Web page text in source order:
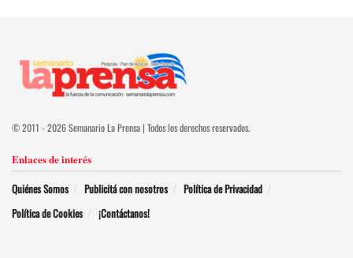
© 2011 - 2026 Semanario La Prensa | Todos los derechos reservados.
Enlaces de interés
Quiénes Somos Publicitá con nosotros
Política de Privacidad
Política de Cookies
¡Contáctanos!